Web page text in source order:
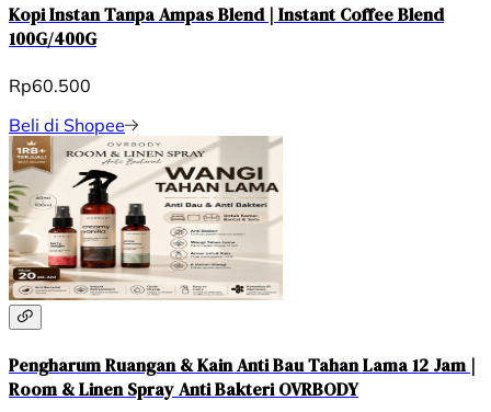
Kopi Instan Tanpa Ampas Blend | Instant Coffee Blend
100G/400G
Rp60.500
Beli di Shopee
Pengharum Ruangan & Kain Anti Bau Tahan Lama 12 Jam |
Room & Linen Spray Anti Bakteri OVRBODY